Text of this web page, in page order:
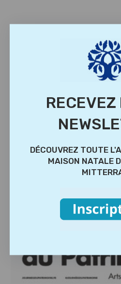
VOUS DEVRIEZ
RECEVEZ
DÉCOUVREZ TOUTE
MAISON NATALE